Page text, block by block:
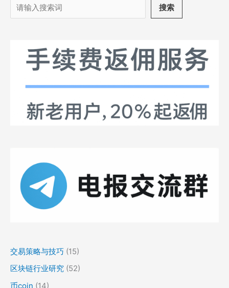
搜
索
搜索
交易策略与技巧 (15)
区块链行业研究 (52)
币coin (14)